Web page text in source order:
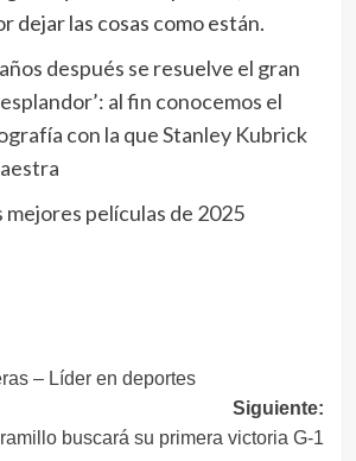
dejar las cosas como están.
después se resuelve el gran
al fin conocemos el
con la que Stanley Kubrick
mejores películas de 2025
– Líder en deportes
Siguiente:
buscará su primera victoria G-1